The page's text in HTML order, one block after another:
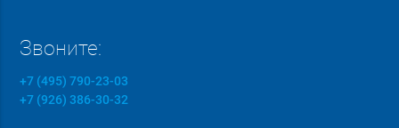
Звоните:
+7 (495) 790-23-03
+7 (926) 386-30-32